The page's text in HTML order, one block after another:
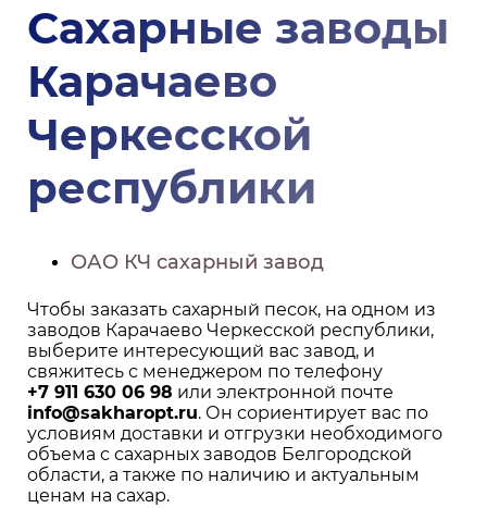
Сахарные заводы
Карачаево
Черкесской
республики
ОАО КЧ сахарный завод
Чтобы заказать сахарный песок, на одном из
заводов Карачаево Черкесской республики,
выберите интересующий вас завод, и
свяжитесь с менеджером по телефону
+7 911 630 06 98 или электронной почте
info@sakharopt.ru. Он сориентирует вас по
условиям доставки и отгрузки необходимого
объема с сахарных заводов Белгородской
области, а также по наличию и актуальным
ценам на сахар.